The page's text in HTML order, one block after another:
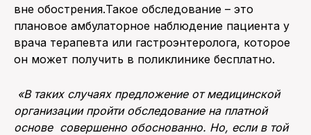
вне обострения.Такое обследование – это
плановое амбулаторное наблюдение пациента у
врача терапевта или гастроэнтеролога, которое
он может получить в поликлинике бесплатно.
«В таких случаях предложение от медицинской
организации пройти обследование на платной
основе совершенно обоснованно. Но, если в той